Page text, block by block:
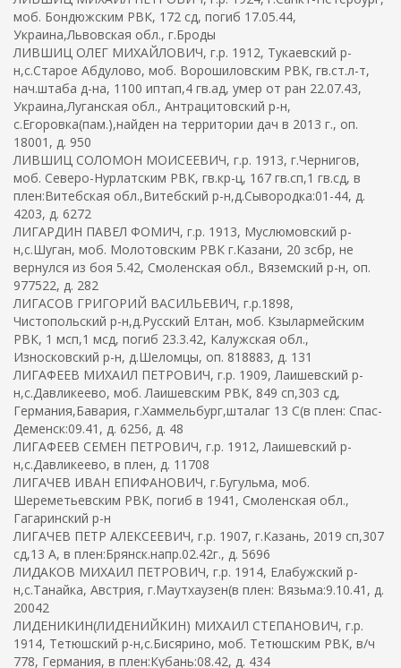
моб. Бондюжским РВК, 172 сд, погиб 17.05.44,
Украина,Львовская обл., г.Броды
ЛИВШИЦ ОЛЕГ МИХАЙЛОВИЧ, г.р. 1912, Тукаевский р-
н,с.Старое Абдулово, моб. Ворошиловским РВК, гв.ст.л-т,
нач.штаба д-на, 1100 иптап,4 гв.ад, умер от ран 22.07.43,
Украина,Луганская обл., Антрацитовский р-н,
с.Егоровка(пам.),найден на территории дач в 2013 г., оп.
18001, д. 950
ЛИВШИЦ СОЛОМОН МОИСЕЕВИЧ, г.р. 1913, г.Чернигов,
моб. Северо-Нурлатским РВК, гв.кр-ц, 167 гв.сп,1 гв.сд, в
плен:Витебская обл.,Витебский р-н,д.Сывородка:01-44, д.
4203, д. 6272
ЛИГАРДИН ПАВЕЛ ФОМИЧ, г.р. 1913, Муслюмовский р-
н,с.Шуган, моб. Молотовским РВК г.Казани, 20 зсбр, не
вернулся из боя 5.42, Смоленская обл., Вяземский р-н, оп.
977522, д. 282
ЛИГАСОВ ГРИГОРИЙ ВАСИЛЬЕВИЧ, г.р.1898,
Чистопольский р-н,д.Русский Елтан, моб. Кзылармейским
РВК, 1 мсп,1 мсд, погиб 23.3.42, Калужская обл.,
Износковский р-н, д.Шеломцы, оп. 818883, д. 131
ЛИГАФЕЕВ МИХАИЛ ПЕТРОВИЧ, г.р. 1909, Лаишевский р-
н,с.Давликеево, моб. Лаишевским РВК, 849 сп,303 сд,
Германия,Бавария, г.Хаммельбург,шталаг 13 С(в плен: Спас-
Деменск:09.41, д. 6256, д. 48
ЛИГАФЕЕВ СЕМЕН ПЕТРОВИЧ, г.р. 1912, Лаишевский р-
н,с.Давликеево, в плен, д. 11708
ЛИГАЧЕВ ИВАН ЕПИФАНОВИЧ, г.Бугульма, моб.
Шереметьевским РВК, погиб в 1941, Смоленская обл.,
Гагаринский р-н
ЛИГАЧЕВ ПЕТР АЛЕКСЕЕВИЧ, г.р. 1907, г.Казань, 2019 сп,307
сд,13 А, в плен:Брянск.напр.02.42г., д. 5696
ЛИДАКОВ МИХАИЛ ПЕТРОВИЧ, г.р. 1914, Елабужский р-
н,с.Танайка, Австрия, г.Маутхаузен(в плен: Вязьма:9.10.41, д.
20042
ЛИДЕНИКИН(ЛИДЕНИЙКИН) МИХАИЛ СТЕПАНОВИЧ, г.р.
1914, Тетюшский р-н,с.Бисярино, моб. Тетюшским РВК, в/ч
778, Германия, в плен:Кубань:08.42, д. 434